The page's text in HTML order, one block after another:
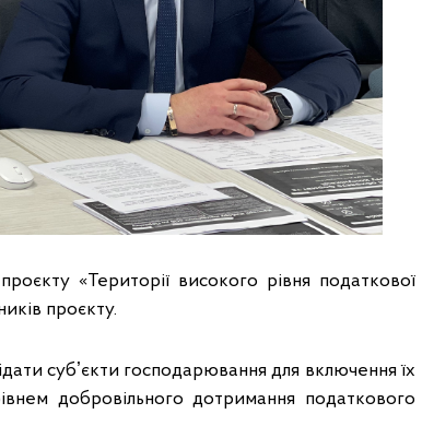
«Території високого рівня податкової
проєкту.
субʼєкти господарювання для включення їх
добровільного дотримання податкового